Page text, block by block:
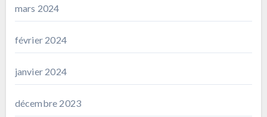
mars 2024
février 2024
janvier 2024
décembre 2023